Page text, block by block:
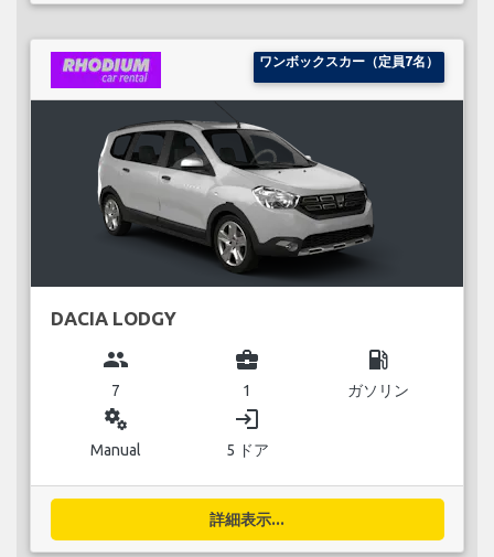
ワンボックスカー（定員7名）
DACIA LODGY
group
7
business_center
1
local_gas_station
ガソリン
miscellaneous_services
Manual
login
5 ドア
詳細表示...